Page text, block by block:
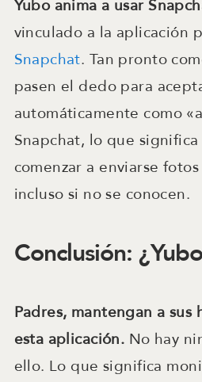
Yubo anima a usar
vinculado a la aplicación
Snapchat. Tan pronto
pasen el dedo para
automáticamente como
Snapchat, lo que
comenzar a enviarse
incluso si no se conocen.
Conclusión:
Padres, mantengan a sus
esta aplicación. No hay
ello. Lo que significa